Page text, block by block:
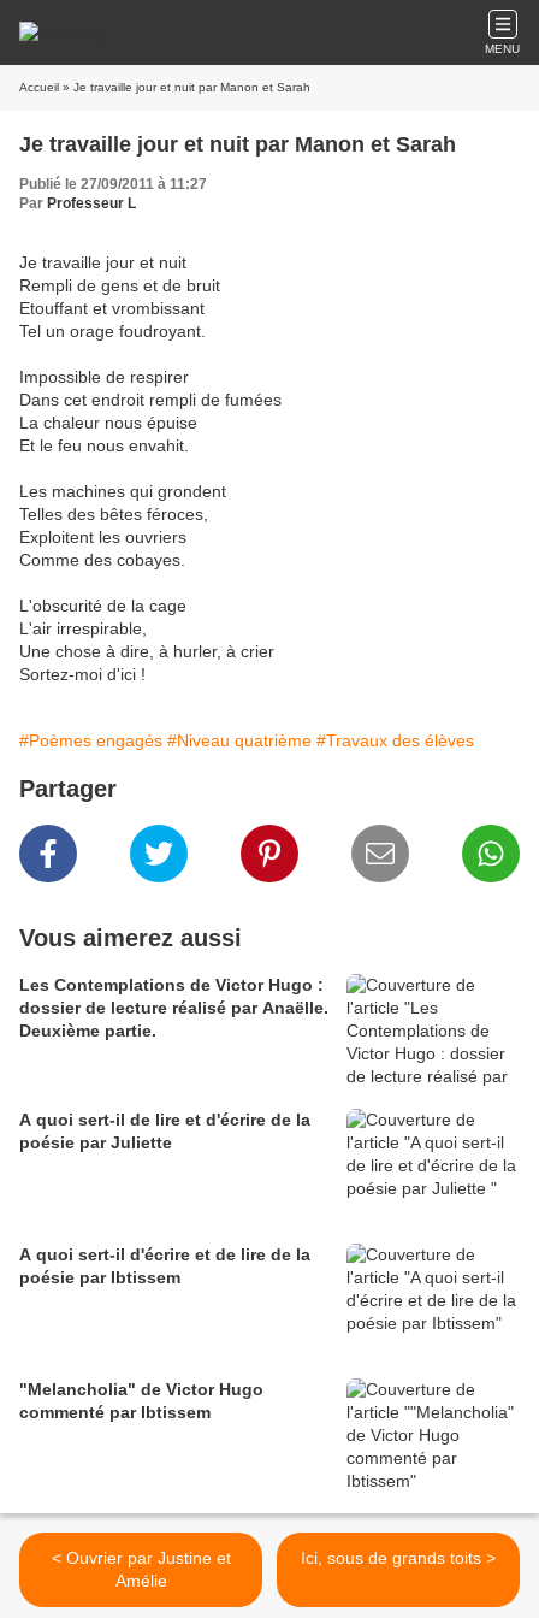
MENU
Accueil » Je travaille jour et nuit par Manon et Sarah
Je travaille jour et nuit par Manon et Sarah
Publié le 27/09/2011 à 11:27
Par Professeur L
Je travaille jour et nuit
Rempli de gens et de bruit
Etouffant et vrombissant
Tel un orage foudroyant.
Impossible de respirer
Dans cet endroit rempli de fumées
La chaleur nous épuise
Et le feu nous envahit.
Les machines qui grondent
Telles des bêtes féroces,
Exploitent les ouvriers
Comme des cobayes.
L'obscurité de la cage
L'air irrespirable,
Une chose à dire, à hurler, à crier
Sortez-moi d'ici !
#Poèmes engagés #Niveau quatrième #Travaux des élèves
Partager
Vous aimerez aussi
Les Contemplations de Victor Hugo :
dossier de lecture réalisé par Anaëlle.
Deuxième partie.
A quoi sert-il de lire et d'écrire de la
poésie par Juliette
A quoi sert-il d'écrire et de lire de la
poésie par Ibtissem
"Melancholia" de Victor Hugo
commenté par Ibtissem
< Ouvrier par Justine et
Amélie
Ici, sous de grands toits >